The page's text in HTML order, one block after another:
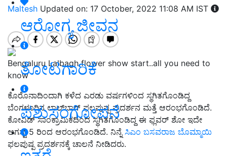
ಆರೋಗ್ಯ ಜೀವನ
ತೋಟಗಾರಿಕೆ
ಪಶುಸಂಗೋಪನೆ
Maltesh Updated on: 17 October, 2022 11:08 AM IST
Bengaluru Lalbagh flower show start..all you need to
know
ಕೊರೊನಾದಿಂದಾಗಿ ಕಳೆದ ಎರಡು ವರ್ಷಗಳಿಂದ ಸ್ಥಗಿತಗೊಂಡಿದ್ದ
ಬೆಂಗಳೂರಿನ ಲಾಲ್‌ಬಾಗ್‌ ಫಲಪುಷ್ಪ ಪ್ರದರ್ಶನ ಮತ್ತೆ ಆರಂಭಗೊಂಡಿದೆ.
ಕೋವಿಡ್‌ ಸಾಂಕ್ರಾಮಿಕದಿಂದ ಸ್ಥಗಿತಗೊಂಡಿದ್ದ ಈ ಫ್ಲವರ್ ಶೋ ಇದೇ
ಆಗಸ್ಟ್‌ 5 ರಿಂದ ಆರಂಭಗೊಂಡಿದೆ. ನಿನ್ನೆಸಿಎಂ ಬಸವರಾಜ ಬೊಮ್ಮಾಯಿ
ಫಲಪುಷ್ಪ ಪ್ರದರ್ಶನಕ್ಕೆ ಚಾಲನೆ ನೀಡಿದರು.